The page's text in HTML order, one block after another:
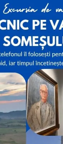
5 – „100%
Zalău angajeaza
Îngrijitoare în
anvelope de
și de ce să le
Informare și
devine punctul
turistice în